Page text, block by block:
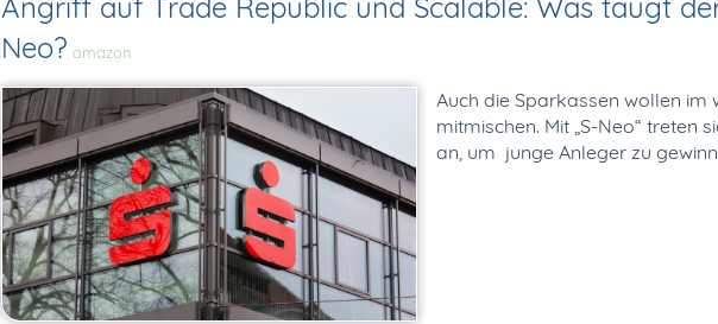
Angriff auf Trade Republic und Scalable: Was taugt
Neo? amazon
Auch die Sparkassen wollen
mitmischen. Mit „S-Neo“ treten
an, um junge Anleger zu